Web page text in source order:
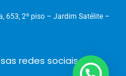
653, 2º piso – Jardim Satélite –
redes sociais